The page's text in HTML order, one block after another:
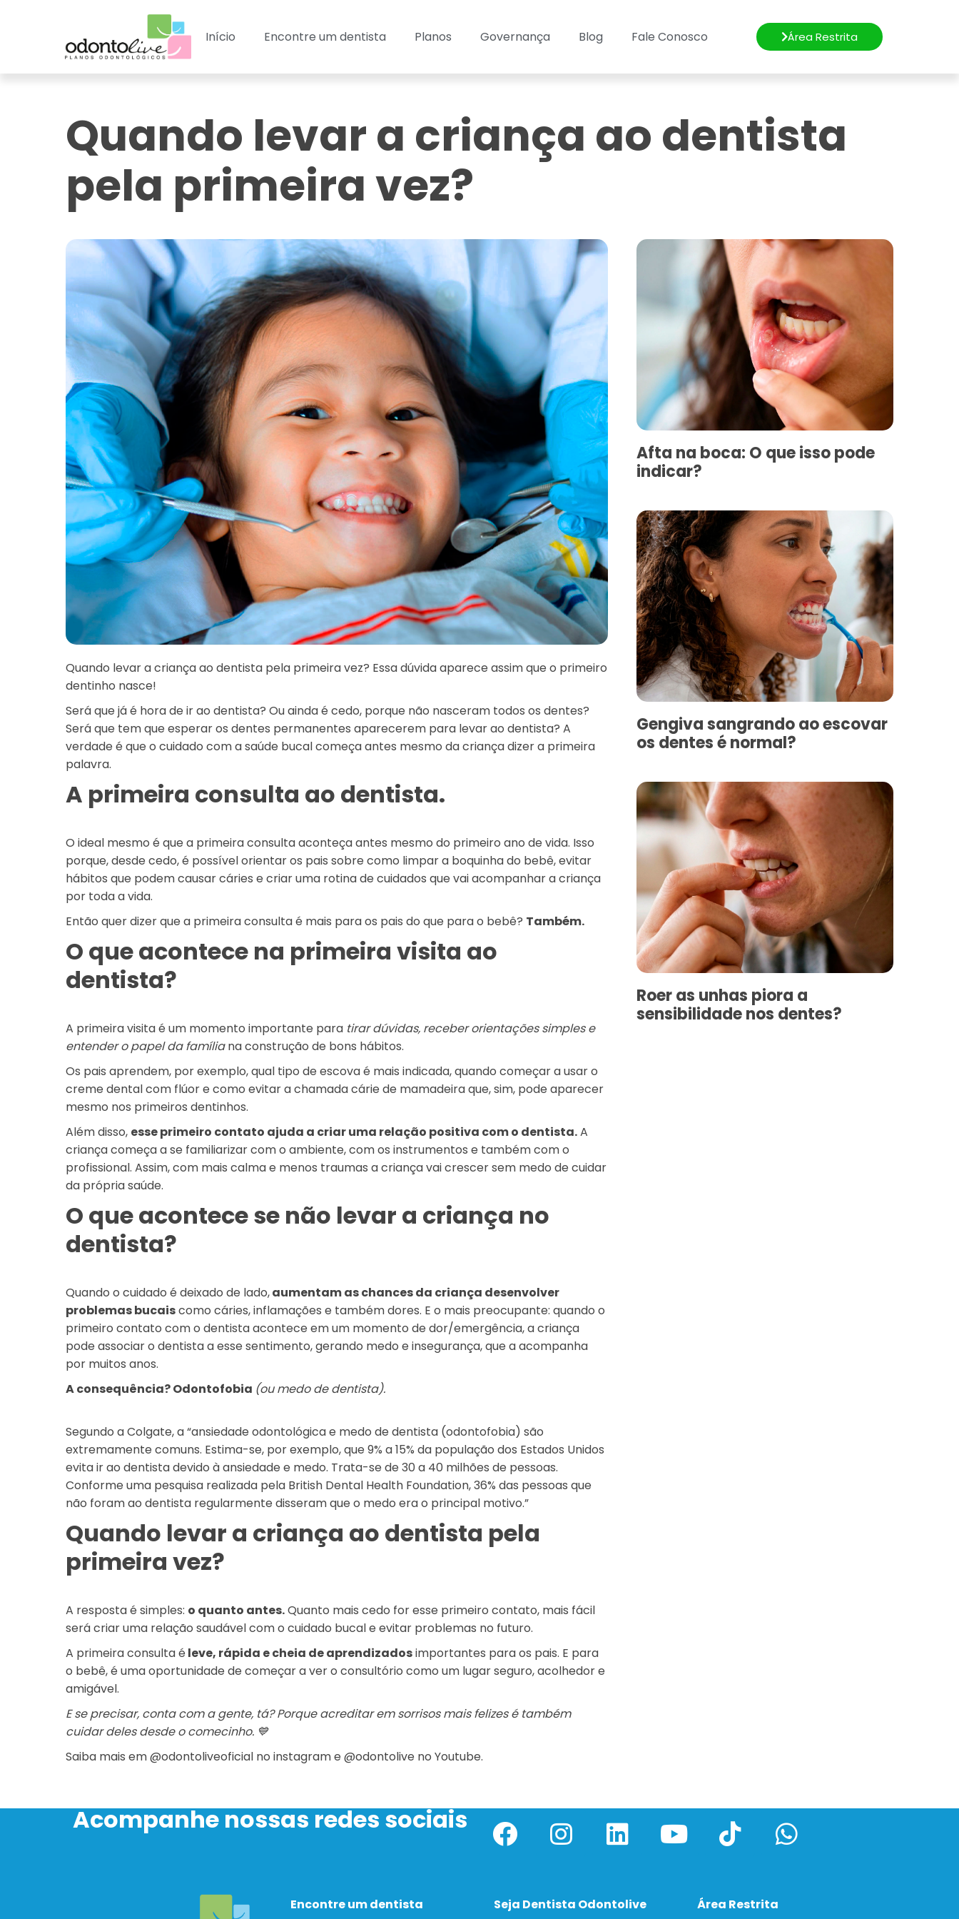
Início Encontre um dentista Planos Governança Blog Fale Conosco Área Restrita
Quando levar a criança ao dentista
pela primeira vez?
Quando levar a criança ao dentista pela primeira vez? Essa dúvida aparece assim que o primeiro
dentinho nasce!
Será que já é hora de ir ao dentista? Ou ainda é cedo, porque não nasceram todos os dentes?
Será que tem que esperar os dentes permanentes aparecerem para levar ao dentista? A
verdade é que o cuidado com a saúde bucal começa antes mesmo da criança dizer a primeira
palavra.
A primeira consulta ao dentista.
O ideal mesmo é que a primeira consulta aconteça antes mesmo do primeiro ano de vida. Isso
porque, desde cedo, é possível orientar os pais sobre como limpar a boquinha do bebê, evitar
hábitos que podem causar cáries e criar uma rotina de cuidados que vai acompanhar a criança
por toda a vida.
Então quer dizer que a primeira consulta é mais para os pais do que para o bebê? Também.
O que acontece na primeira visita ao
dentista?
A primeira visita é um momento importante para tirar dúvidas, receber orientações simples e
entender o papel da famíliana construção de bons hábitos.
Os pais aprendem, por exemplo, qual tipo de escova é mais indicada, quando começar a usar o
creme dental com flúor e como evitar a chamada cárie de mamadeira que, sim, pode aparecer
mesmo nos primeiros dentinhos.
Além disso, esse primeiro contato ajuda a criar uma relação positiva com o dentista.A
criança começa a se familiarizar com o ambiente, com os instrumentos e também com o
profissional. Assim, com mais calma e menos traumas a criança vai crescer sem medo de cuidar
da própria saúde.
O que acontece se não levar a criança no
dentista?
Quando o cuidado é deixado de lado,aumentam as chances da criança desenvolver
problemas bucaiscomo cáries, inflamações e também dores. E o mais preocupante: quando o
primeiro contato com o dentista acontece em um momento de dor/emergência, a criança
pode associar o dentista a esse sentimento, gerando medo e insegurança, que a acompanha
por muitos anos.
A consequência? Odontofobia (ou medo de dentista).
Segundo a Colgate, a “ansiedade odontológica e medo de dentista (odontofobia) são
extremamente comuns. Estima-se, por exemplo, que 9% a 15% da população dos Estados Unidos
evita ir ao dentista devido à ansiedade e medo. Trata-se de 30 a 40 milhões de pessoas.
Conforme uma pesquisa realizada pela British Dental Health Foundation, 36% das pessoas que
não foram ao dentista regularmente disseram que o medo era o principal motivo.”
Quando levar a criança ao dentista pela
primeira vez?
A resposta é simples: o quanto antes.Quanto mais cedo for esse primeiro contato, mais fácil
será criar uma relação saudável com o cuidado bucal e evitar problemas no futuro.
A primeira consulta é leve, rápida e cheia de aprendizadosimportantes para os pais. E para
o bebê, é uma oportunidade de começar a ver o consultório como um lugar seguro, acolhedor e
amigável.
E se precisar, conta com a gente, tá? Porque acreditar em sorrisos mais felizes é também
cuidar deles desde o comecinho. 💙
Saiba mais em @‌odontoliveoficial no instagrame @‌odontolive no Youtube.
Afta na boca: O que isso pode
indicar?
Gengiva sangrando ao escovar
os dentes é normal?
Roer as unhas piora a
sensibilidade nos dentes?
Acompanhe nossas redes sociais
Encontre um dentista
Seja Dentista Odontolive
Área Restrita